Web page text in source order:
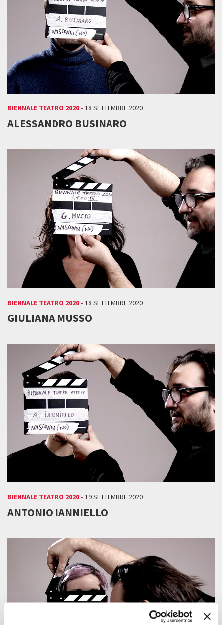
BIENNALE TEATRO 2020 - 18 SETTEMBRE 2020
ALESSANDRO BUSINARO
BIENNALE TEATRO 2020 - 18 SETTEMBRE 2020
GIULIANA MUSSO
BIENNALE TEATRO 2020 - 19 SETTEMBRE 2020
ANTONIO IANNIELLO